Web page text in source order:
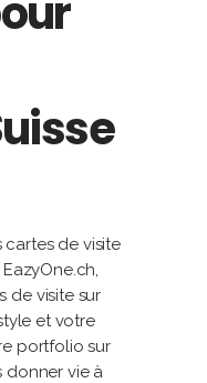
de visite
de visite sur
et votre
portfolio sur
donner vie à